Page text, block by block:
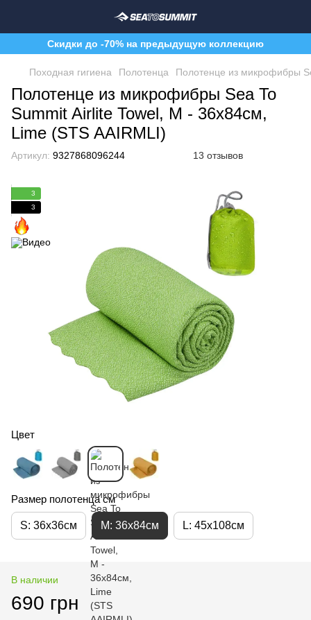
Скидки до -70% на предыдущую коллекцию
Походная гигиена Полотенца Полотенце из микрофибры
Полотенце из микрофибры Sea To
Summit Airlite Towel, M - 36х84см,
Lime (STS AAIRMLI)
Артикул: 9327868096244 13 отзывов
3
3
Цвет
Размер полотенца см
S: 36х36см M: 36х84см L: 45х108см
В наличии
690 грн